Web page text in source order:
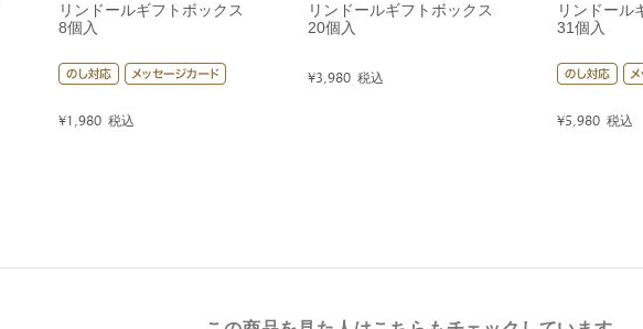
リンドールギフトボックス
8個入
¥1,980 税込
リンドールギフトボックス
20個入
¥3,980 税込
リンドール
31個入
¥5,980 税込